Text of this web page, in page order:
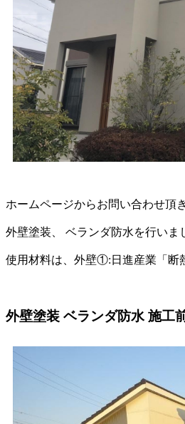
ホームページからお問い合わせ頂
外壁塗装、 ベランダ防水を行いま
使用材料は、外壁①:日進産業「断
外壁塗装 ベランダ防水 施工